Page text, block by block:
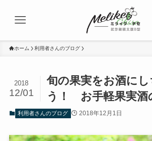
ホーム 利用者さんのブログ
旬の果実をお酒に
う！ お手軽果実酒
2018
12/01
利用者さんのブログ 2018年12月1日